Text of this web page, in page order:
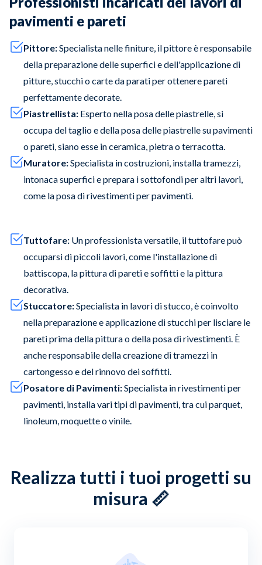
pavimenti e pareti
Pittore:Specialista nelle finiture, il pittore è responsabile
della preparazione delle superfici e dell'applicazione di
pitture, stucchi o carte da parati per ottenere pareti
perfettamente decorate.
Piastrellista: Esperto nella posa delle piastrelle, si
occupa del taglio e della posa delle piastrelle su pavimenti
o pareti, siano esse in ceramica, pietra o terracotta.
Muratore:Specialista in costruzioni, installa tramezzi,
intonaca superfici e prepara i sottofondi per altri lavori,
come la posa di rivestimenti per pavimenti.
Tuttofare: Un professionista versatile, il tuttofare può
occuparsi di piccoli lavori, come l'installazione di
battiscopa, la pittura di pareti e soffitti e la pittura
decorativa.
Stuccatore:Specialista in lavori di stucco, è coinvolto
nella preparazione e applicazione di stucchi per lisciare le
pareti prima della pittura o della posa di rivestimenti. È
anche responsabile della creazione di tramezzi in
cartongesso e del rinnovo dei soffitti.
Posatore di Pavimenti:Specialista in rivestimenti per
pavimenti, installa vari tipi di pavimenti, tra cui parquet,
linoleum, moquette o vinile.
Realizza tutti i tuoi progetti su
misura 📏